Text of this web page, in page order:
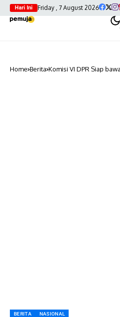
Hari Ini Friday , 7 August 2026
Home Berita Komisi VI DPR Siap
BERITA NASIONAL